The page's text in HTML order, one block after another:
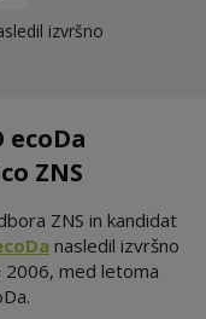
izvršno
ecoDa
ZNS
ZNS in kandidat
nasledil izvršno
2006, med letoma